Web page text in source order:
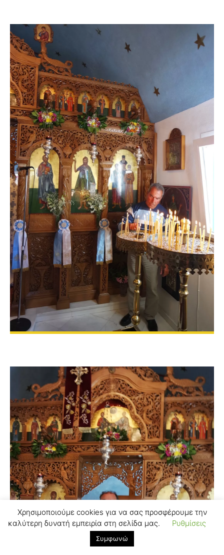
Χρησιμοποιούμε cookies για να σας προσφέρουμε την
καλύτερη δυνατή εμπειρία στη σελίδα μας.
Ρυθμίσεις
Συμφωνώ